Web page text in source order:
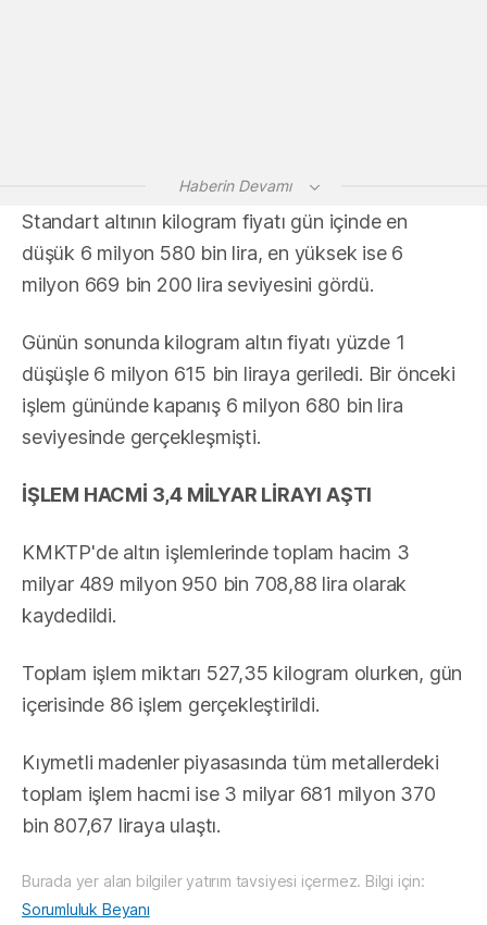
Haberin Devamı
Standart altının kilogram fiyatı gün içinde en
düşük 6 milyon 580 bin lira, en yüksek ise 6
milyon 669 bin 200 lira seviyesini gördü.
Günün sonunda kilogram altın fiyatı yüzde 1
düşüşle 6 milyon 615 bin liraya geriledi. Bir önceki
işlem gününde kapanış 6 milyon 680 bin lira
seviyesinde gerçekleşmişti.
İŞLEM HACMİ 3,4 MİLYAR LİRAYI AŞTI
KMKTP'de altın işlemlerinde toplam hacim 3
milyar 489 milyon 950 bin 708,88 lira olarak
kaydedildi.
Toplam işlem miktarı 527,35 kilogram olurken, gün
içerisinde 86 işlem gerçekleştirildi.
Kıymetli madenler piyasasında tüm metallerdeki
toplam işlem hacmi ise 3 milyar 681 milyon 370
bin 807,67 liraya ulaştı.
Burada yer alan bilgiler yatırım tavsiyesi içermez. Bilgi için:
Sorumluluk Beyanı